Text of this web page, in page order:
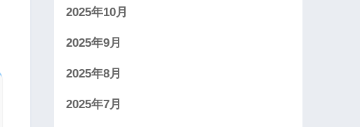
2025年10月
2025年9月
2025年8月
2025年7月